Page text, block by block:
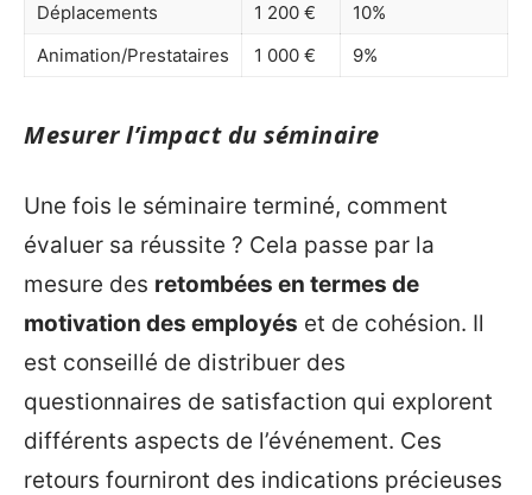
Déplacements
1 200 €
10%
Animation/Prestataires
1 000 € 9%
Mesurer l’impact du séminaire
Une fois le séminaire terminé, comment
évaluer sa réussite ? Cela passe par la
mesure des retombées en termes de
motivation des employés et de cohésion. Il
est conseillé de distribuer des
questionnaires de satisfaction qui explorent
différents aspects de l’événement. Ces
retours fourniront des indications précieuses